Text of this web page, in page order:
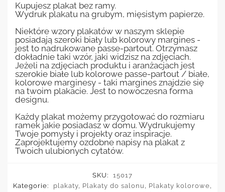
Kupujesz plakat bez ramy.
Wydruk plakatu na grubym, mięsistym papierze.
Niektóre wzory plakatów w naszym sklepie
posiadają szeroki biały lub kolorowy margines -
jest to nadrukowane passe-partout. Otrzymasz
dokładnie taki wzór, jaki widzisz na zdjęciach.
Jeżeli na zdjęciach produktu i aranżacjach jest
szerokie białe lub kolorowe passe-partout / białe,
kolorowe marginesy - taki margines znajdzie się
na twoim plakacie. Jest to nowoczesna forma
designu.
Każdy plakat możemy przygotować do rozmiaru
ramek jakie posiadasz w domu. Wydrukujemy
Twoje pomysły i projekty oraz inspiracje.
Zaprojektujemy ozdobne napisy na plakat z
Twoich ulubionych cytatów.
SKU:
15017
Kategorie:
plakaty, Plakaty do salonu , Plakaty kolorowe,